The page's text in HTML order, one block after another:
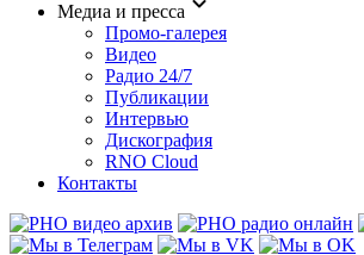
Медиа и пресса
Промо-галерея
Видео
Радио 24/7
Публикации
Интервью
Дискография
RNO Cloud
Контакты